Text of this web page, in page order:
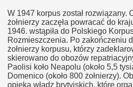
W 1947 korpus został rozwiązany.
żołnierzy zaczęła powracać do
1946. wstąpiła do Polskiego
Rozmieszczenia. Po zakończeniu
żołnierzy korpusu, którzy
skierowano do obozów
Paolisi koło Neapolu (około 5,5
Domenico (około 800 żołnierzy).
opieką władz brytyjskich, które